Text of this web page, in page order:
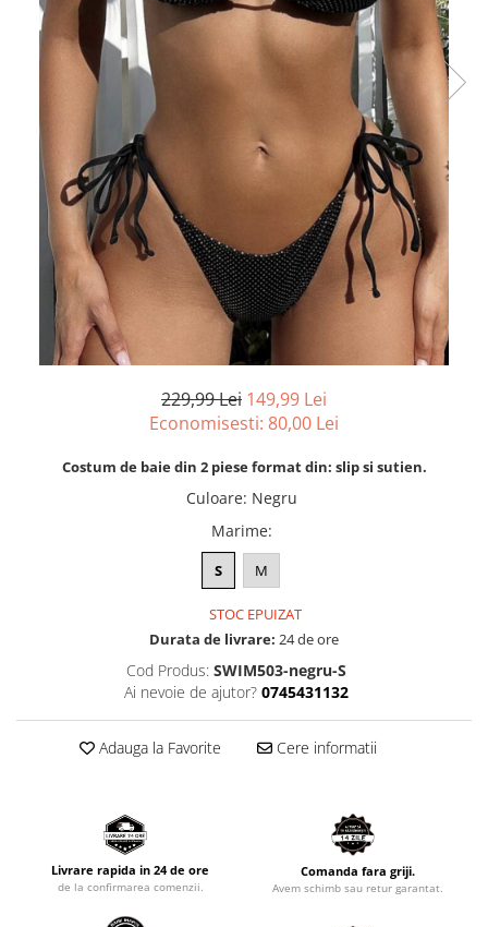
229,99 Lei 149,99 Lei
Economisesti: 80,00 Lei
Costum de baie din 2 piese format din: slip si sutien.
Culoare: Negru
Marime:
S M
STOC EPUIZAT
Durata de livrare: 24 de ore
Cod Produs: SWIM503-negru-S
Ai nevoie de ajutor? 0745431132
Adauga la Favorite Cere informatii
Livrare rapida in 24 de ore
de la confirmarea comenzii.
Comanda fara griji.
Avem schimb sau retur garantat.